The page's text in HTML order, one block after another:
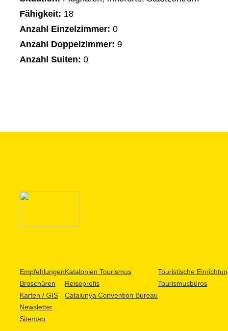
Fähigkeit: 18
Anzahl Einzelzimmer: 0
Anzahl Doppelzimmer: 9
Anzahl Suiten: 0
Empfehlungen
Broschüren
Karten / GIS
Newsletter
Sitemap
Katalonien Tourismus
Reiseprofis
Catalunya Convention Bureau
Touristische
Tourismusbüros